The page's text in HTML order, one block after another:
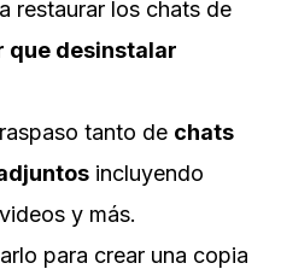
restaurar los chats de
que desinstalar
tanto de chats
incluyendo
y más.
para crear una copia